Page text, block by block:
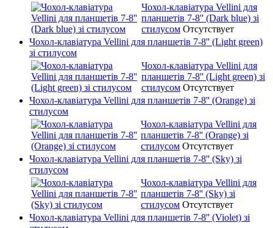
Чохол-клавіатура Vellini для
планшетів 7-8'' (Dark blue) зі
стилусом Отсутствует
Чохол-клавіатура Vellini для планшетів 7-8'' (Light green)
зі стилусом
Чохол-клавіатура Vellini для
планшетів 7-8'' (Light green) зі
стилусом Отсутствует
Чохол-клавіатура Vellini для планшетів 7-8'' (Orange) зі
стилусом
Чохол-клавіатура Vellini для
планшетів 7-8'' (Orange) зі
стилусом Отсутствует
Чохол-клавіатура Vellini для планшетів 7-8'' (Sky) зі
стилусом
Чохол-клавіатура Vellini для
планшетів 7-8'' (Sky) зі
стилусом Отсутствует
Чохол-клавіатура Vellini для планшетів 7-8'' (Violet) зі